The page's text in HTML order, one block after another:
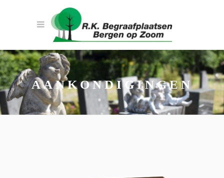
AANKONDIGINGEN